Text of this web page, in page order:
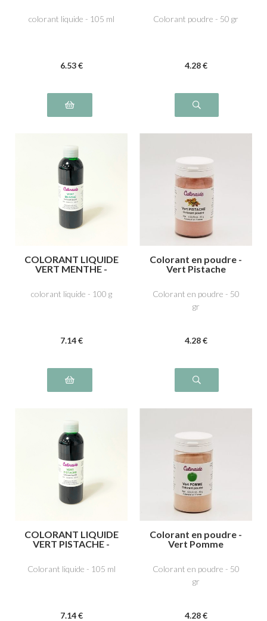
colorant liquide - 105 ml
6.53 €
Colorant poudre - 50 gr
4.28 €
COLORANT LIQUIDE
VERT MENTHE -
colorant liquide - 100 g
7.14 €
Colorant en poudre -
Vert Pistache
Colorant en poudre - 50
gr
4.28 €
COLORANT LIQUIDE
VERT PISTACHE -
cochenille A E124,
Colorant liquide - 105 ml
7.14 €
Colorant en poudre -
Vert Pomme
Colorant en poudre - 50
gr
4.28 €